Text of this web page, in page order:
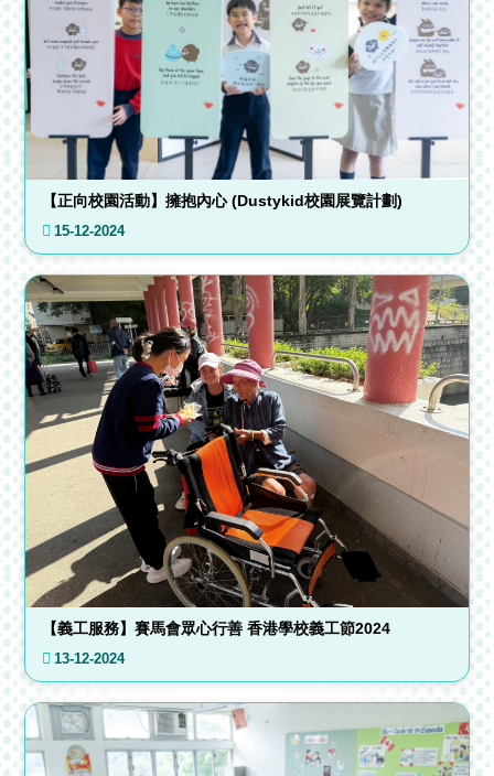
【正向校園活動】擁抱內心 (Dustykid校園展覽計劃)
15-12-2024
【義工服務】賽馬會眾心行善 香港學校義工節2024
13-12-2024